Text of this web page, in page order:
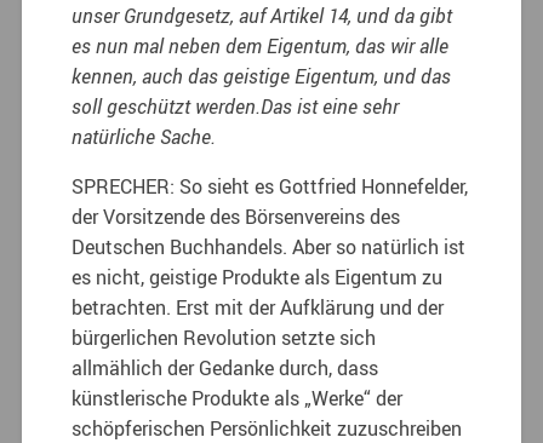
unser Grundgesetz, auf Artikel 14, und da gibt
es nun mal neben dem Eigentum, das wir alle
kennen, auch das geistige Eigentum, und das
soll geschützt werden.Das ist eine sehr
natürliche Sache.
SPRECHER: So sieht es Gottfried Honnefelder,
der Vorsitzende des Börsenvereins des
Deutschen Buchhandels. Aber so natürlich ist
es nicht, geistige Produkte als Eigentum zu
betrachten. Erst mit der Aufklärung und der
bürgerlichen Revolution setzte sich
allmählich der Gedanke durch, dass
künstlerische Produkte als „Werke“ der
schöpferischen Persönlichkeit zuzuschreiben